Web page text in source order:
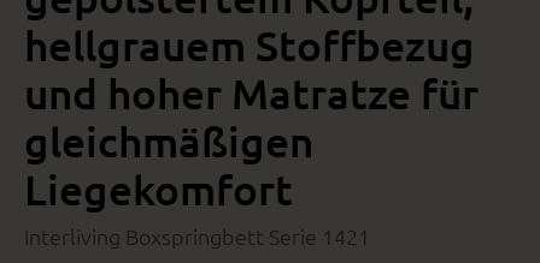
hellgrauem Stoffbezug
und hoher Matratze für
gleichmäßigen
Liegekomfort
Interliving Boxspringbett Serie 1421